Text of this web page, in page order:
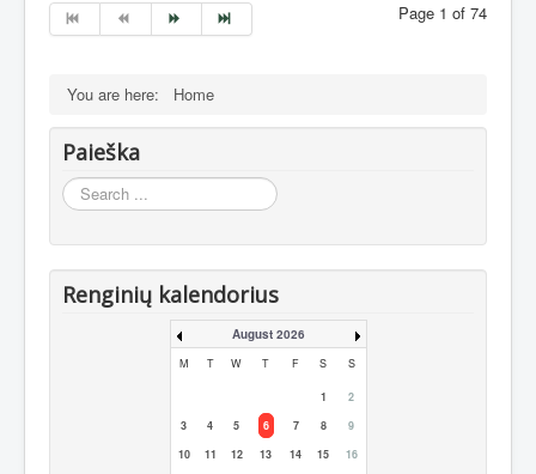
Page 1 of 74
You are here: Home
Paieška
Search
...
Renginių kalendorius
August 2026
M T W T F S S
1
2
3
4 5 6 7 8
9
10
11 12 13 14 15
16